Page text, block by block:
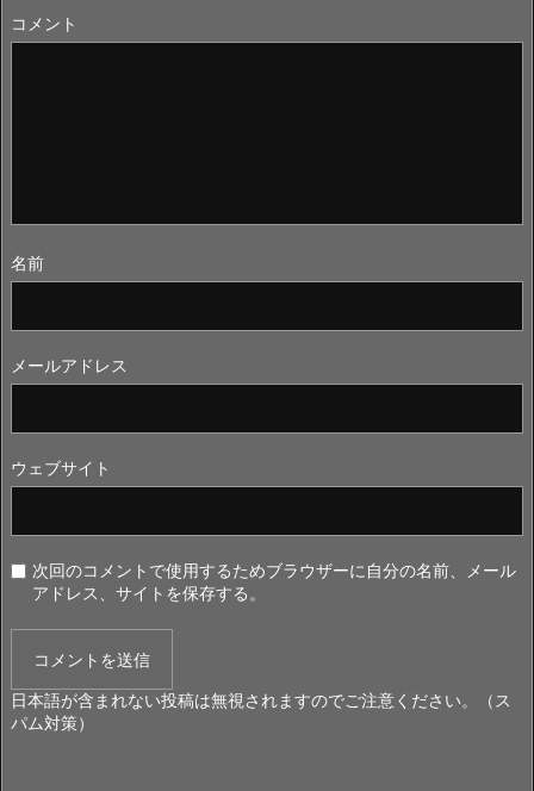
コメント
名前
メールアドレス
ウェブサイト
次回のコメントで使用するためブラウザーに自分の名前、メール
アドレス、サイトを保存する。
日本語が含まれない投稿は無視されますのでご注意ください。（ス
パム対策）